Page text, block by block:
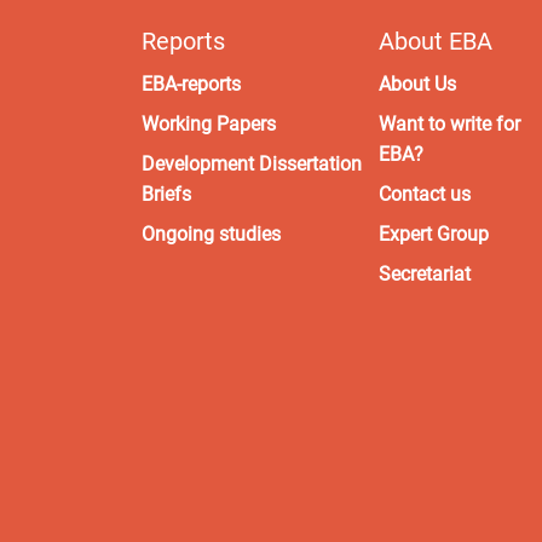
Reports
EBA-reports
Working Papers
Development Dissertation
Briefs
Ongoing studies
About EBA
About Us
Want to write for
EBA?
Contact us
Expert Group
Secretariat